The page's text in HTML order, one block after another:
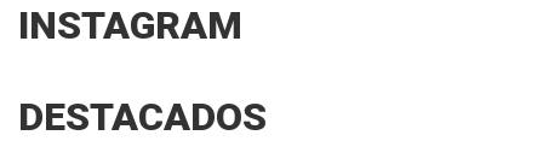
INSTAGRAM
DESTACADOS